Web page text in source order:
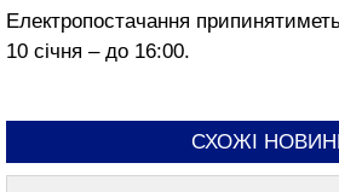
Електропостачання
10 січня – до 16:00.
СХОЖІ